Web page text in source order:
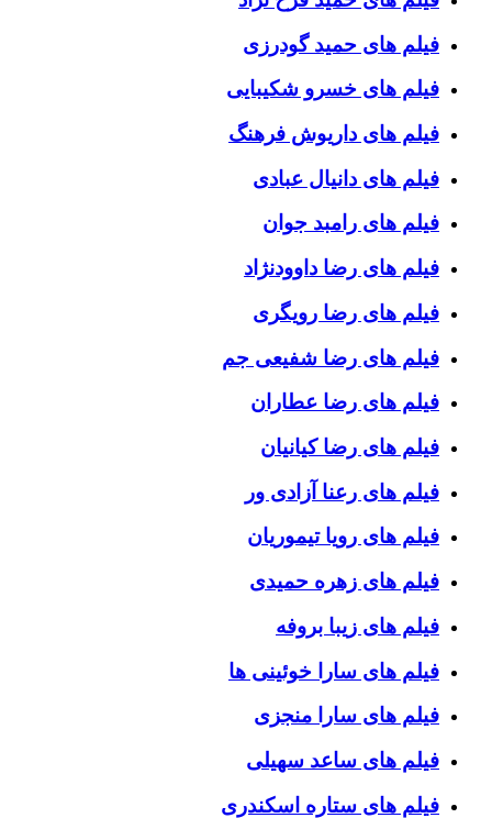
فیلم های حمید گودرزی
فیلم های خسرو شکیبایی
فیلم های داریوش فرهنگ
فیلم های دانیال عبادی
فیلم های رامبد جوان
فیلم های رضا داوودنژاد
فیلم های رضا رویگری
فیلم های رضا شفیعی جم
فیلم های رضا عطاران
فیلم های رضا کیانیان
فیلم های رعنا آزادی ور
فیلم های رویا تیموریان
فیلم های زهره حمیدی
فیلم های زیبا بروفه
فیلم های سارا خوئینی ها
فیلم های سارا منجزی
فیلم های ساعد سهیلی
فیلم های ستاره اسکندری